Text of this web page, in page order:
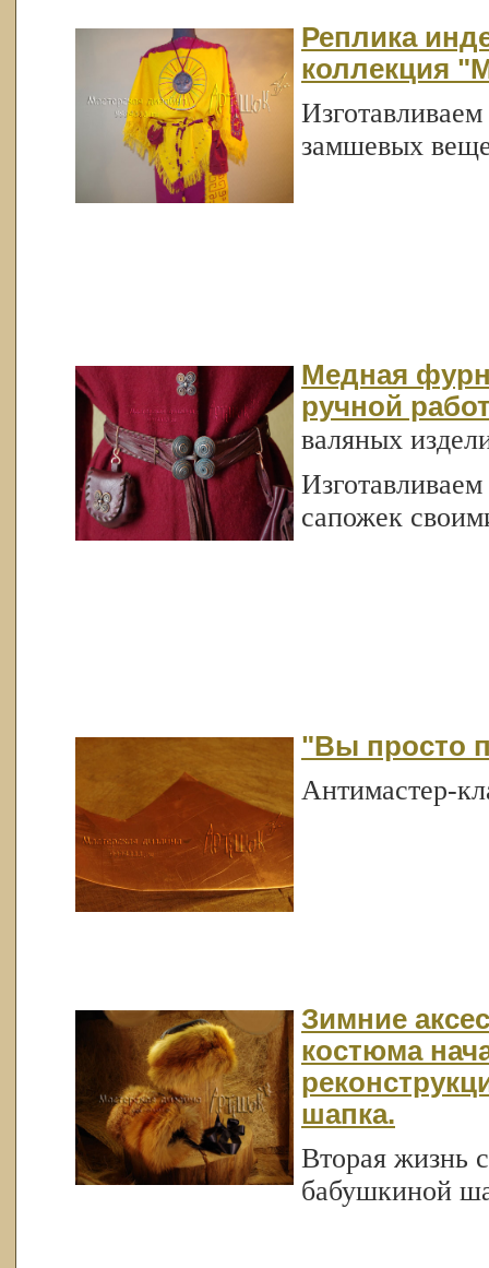
Реплика
коллекция
замшевых
Медная
ручной
валяных
сапожек
"Вы просто
Антимастер-
Зимние
костюма
шапка.
Вторая жизнь
бабушкиной